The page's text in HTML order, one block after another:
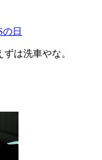
日
は洗車やな。